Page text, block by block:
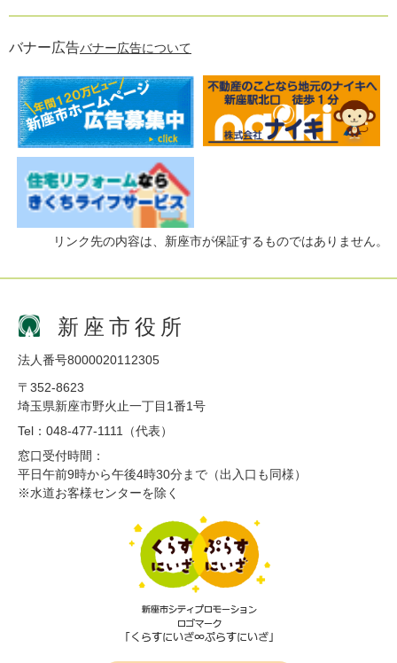
バナー広告バナー広告について
リンク先の内容は、新座市が保証するものではありません。
新座市役所
法人番号8000020112305
〒352-8623
埼玉県新座市野火止一丁目1番1号
Tel：048-477-1111（代表）
窓口受付時間：
平日午前9時から午後4時30分まで（出入口も同様）
※水道お客様センターを除く